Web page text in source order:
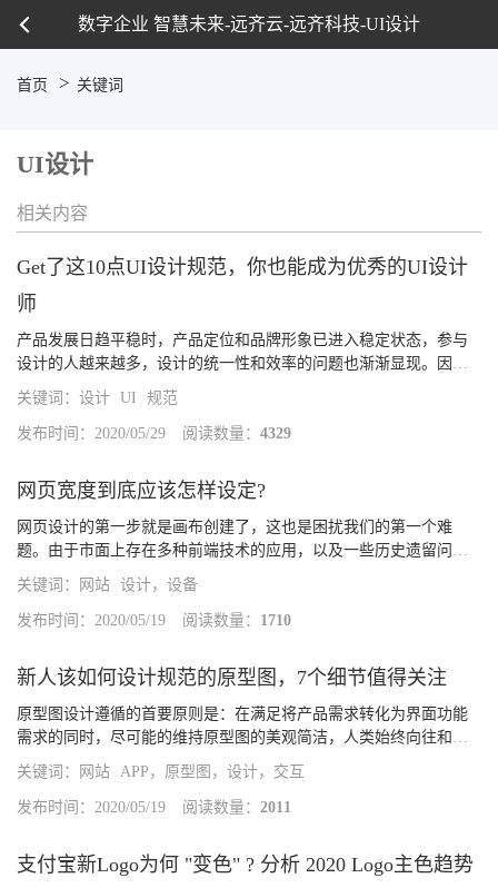
数字企业 智慧未来-远齐云-远齐科技-UI设计
首页 关键词
UI设计
相关内容
Get了这10点UI设计规范，你也能成为优秀的UI设计
师
产品发展日趋平稳时，产品定位和品牌形象已进入稳定状态，参与
设计的人越来越多，设计的统一性和效率的问题也渐渐显现。因
此，为了保证平台设计统一性，提升团队工作效率，打磨细节体
验，就需要我们定义和整理设计规范。1.确定规范内容UI 设计中，
设计规范是一...
关键词： 设计 UI 规范
发布时间：2020/05/29 阅读数量： 4329
网页宽度到底应该怎样设定?
网页设计的第一步就是画布创建了，这也是困扰我们的第一个难
题。由于市面上存在多种前端技术的应用，以及一些历史遗留问
题、设计场景差异等因素的影响，我们在搜索「网页设计宽度」这
类问题的时候，得到的结果会有非常多的版本，导致更加迷茫。所
以，了解网页...
关键词： 网站 设计，设备
发布时间：2020/05/19 阅读数量： 1710
新人该如何设计规范的原型图，7个细节值得关注
原型图设计遵循的首要原则是：在满足将产品需求转化为界面功能
需求的同时，尽可能的维持原型图的美观简洁，人类始终向往和追
求一切美好的事物，即便是黑白的世界，一样会带给人美的享受。
接下来将从「宏观的基础规范」和「微观的细节规范」两个维度，
说明如何...
关键词： 网站 APP，原型图，设计，交互
发布时间：2020/05/19 阅读数量： 2011
支付宝新Logo为何 "变色" ? 分析 2020 Logo主色趋势